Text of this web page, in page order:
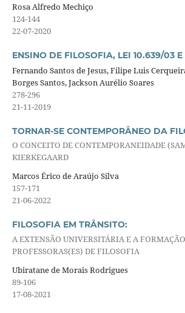
Rosa Alfredo Mechiço
124-144
22-07-2020
ENSINO DE FILOSOFIA, LEI 10.639/03
Fernando Santos de Jesus, Filipe Luis
Borges Santos, Jackson Aurélio Soares
278-296
21-11-2019
TORNAR-SE CONTEMPORÂNEO DA
O CONCEITO DE CONTEMPORANEIDADE
KIERKEGAARD
Marcos Érico de Araújo Silva
157-171
21-06-2022
FILOSOFIA EM TRÂNSITO:
A EXTENSÃO UNIVERSITÁRIA E A
PROFESSORAS(ES) DE FILOSOFIA
Ubiratane de Morais Rodrigues
89-106
17-08-2021